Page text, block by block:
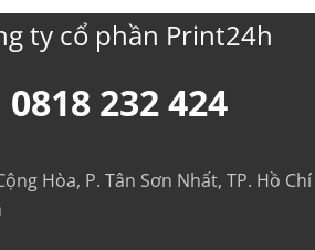
ty cổ phần Print24h
0818 232 424
Hòa, P. Tân Sơn Nhất, TP. Hồ Chí